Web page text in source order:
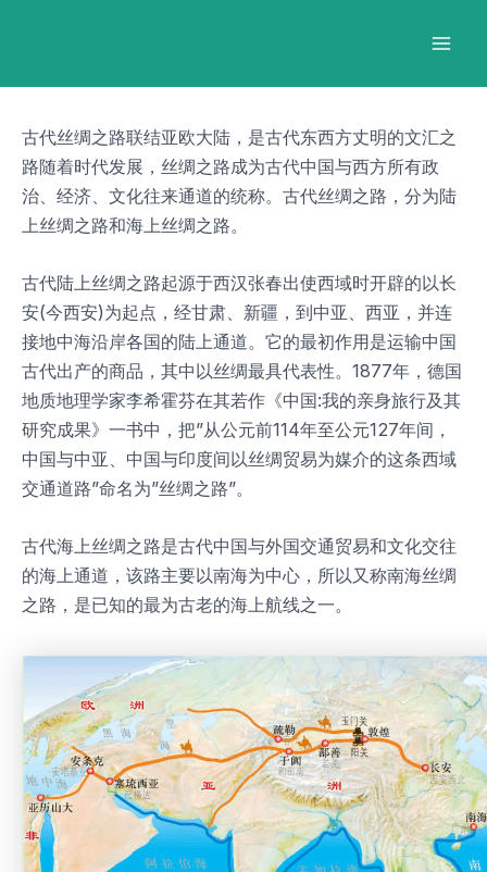
古代丝绸之路联结亚欧大陆，是古代东西方丈明的文汇之
路随着时代发展，丝绸之路成为古代中国与西方所有政
治、经济、文化往来通道的统称。古代丝绸之路，分为陆
上丝绸之路和海上丝绸之路。
古代陆上丝绸之路起源于西汉张春出使西域时开辟的以长
安(今西安)为起点，经甘肃、新疆，到中亚、西亚，并连
接地中海沿岸各国的陆上通道。它的最初作用是运输中国
古代出产的商品，其中以丝绸最具代表性。1877年，德国
地质地理学家李希霍芬在其若作《中国:我的亲身旅行及其
研究成果》一书中，把”从公元前114年至公元127年间，
中国与中亚、中国与印度间以丝绸贸易为媒介的这条西域
交通道路”命名为”丝绸之路”。
古代海上丝绸之路是古代中国与外国交通贸易和文化交往
的海上通道，该路主要以南海为中心，所以又称南海丝绸
之路，是已知的最为古老的海上航线之一。